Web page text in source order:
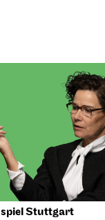
Stuttgart